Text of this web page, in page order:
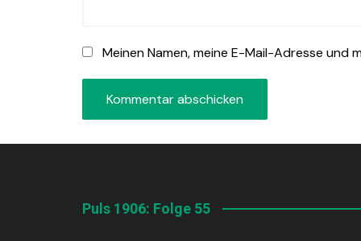
Meinen Namen, meine E-Mail-Adresse und
Puls 1906: Folge 55